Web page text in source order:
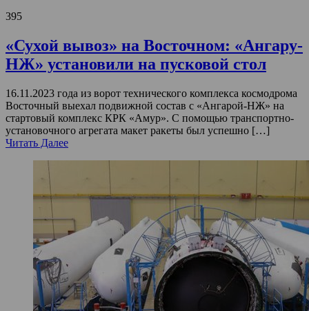
395
«Сухой вывоз» на Восточном: «Ангару-
НЖ» установили на пусковой стол
16.11.2023 года из ворот технического комплекса космодрома
Восточный выехал подвижной состав с «Ангарой-НЖ» на
стартовый комплекс КРК «Амур». С помощью транспортно-
установочного агрегата макет ракеты был успешно […]
Читать Далее